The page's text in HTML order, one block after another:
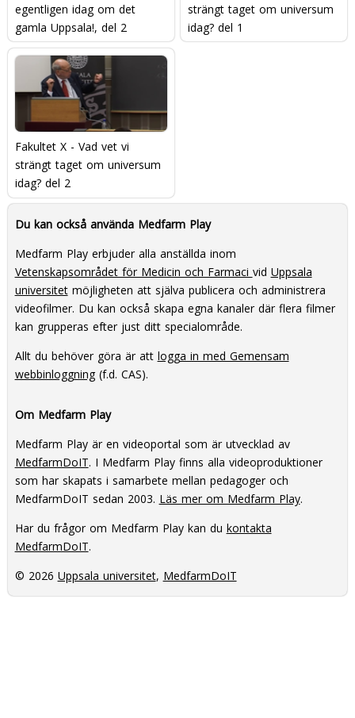
egentligen idag om det
gamla Uppsala!, del 2
strängt taget om universum
idag? del 1
Fakultet X - Vad vet vi
strängt taget om universum
idag? del 2
Du kan också använda Medfarm Play
Medfarm Play erbjuder alla anställda inom
Vetenskapsområdet för Medicin och Farmaci vid Uppsala
universitetmöjligheten att själva publicera och administrera
videofilmer. Du kan också skapa egna kanaler där flera filmer
kan grupperas efter just ditt specialområde.
Allt du behöver göra är att logga in med Gemensam
webbinloggning(f.d. CAS).
Om Medfarm Play
Medfarm Play är en videoportal som är utvecklad av
MedfarmDoIT. I Medfarm Play finns alla videoproduktioner
som har skapats i samarbete mellan pedagoger och
MedfarmDoIT sedan 2003. Läs mer om Medfarm Play.
Har du frågor om Medfarm Play kan du kontakta
MedfarmDoIT.
© 2026 Uppsala universitet, MedfarmDoIT